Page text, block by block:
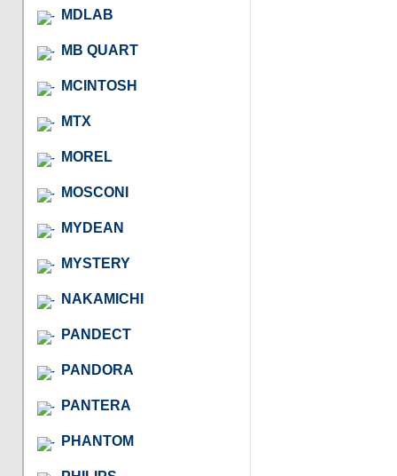
MDLAB
MB QUART
MCINTOSH
MTX
MOREL
MOSCONI
MYDEAN
MYSTERY
NAKAMICHI
PANDECT
PANDORA
PANTERA
PHANTOM